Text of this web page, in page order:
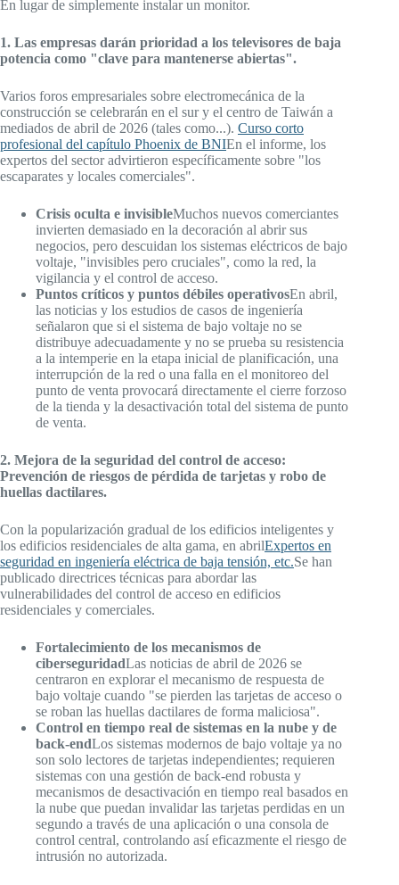
En lugar de simplemente instalar un monitor.
1. Las empresas darán prioridad a los televisores de baja
potencia como "clave para mantenerse abiertas".
Varios foros empresariales sobre electromecánica de la
construcción se celebrarán en el sur y el centro de Taiwán a
mediados de abril de 2026 (tales como...). Curso corto
profesional del capítulo Phoenix de BNIEn el informe, los
expertos del sector advirtieron específicamente sobre "los
escaparates y locales comerciales".
Crisis oculta e invisibleMuchos nuevos comerciantes
invierten demasiado en la decoración al abrir sus
negocios, pero descuidan los sistemas eléctricos de bajo
voltaje, "invisibles pero cruciales", como la red, la
vigilancia y el control de acceso.
Puntos críticos y puntos débiles operativosEn abril,
las noticias y los estudios de casos de ingeniería
señalaron que si el sistema de bajo voltaje no se
distribuye adecuadamente y no se prueba su resistencia
a la intemperie en la etapa inicial de planificación, una
interrupción de la red o una falla en el monitoreo del
punto de venta provocará directamente el cierre forzoso
de la tienda y la desactivación total del sistema de punto
de venta.
2. Mejora de la seguridad del control de acceso:
Prevención de riesgos de pérdida de tarjetas y robo de
huellas dactilares.
Con la popularización gradual de los edificios inteligentes y
los edificios residenciales de alta gama, en abrilExpertos en
seguridad en ingeniería eléctrica de baja tensión, etc.Se han
publicado directrices técnicas para abordar las
vulnerabilidades del control de acceso en edificios
residenciales y comerciales.
Fortalecimiento de los mecanismos de
ciberseguridadLas noticias de abril de 2026 se
centraron en explorar el mecanismo de respuesta de
bajo voltaje cuando "se pierden las tarjetas de acceso o
se roban las huellas dactilares de forma maliciosa".
Control en tiempo real de sistemas en la nube y de
back-endLos sistemas modernos de bajo voltaje ya no
son solo lectores de tarjetas independientes; requieren
sistemas con una gestión de back-end robusta y
mecanismos de desactivación en tiempo real basados en
la nube que puedan invalidar las tarjetas perdidas en un
segundo a través de una aplicación o una consola de
control central, controlando así eficazmente el riesgo de
intrusión no autorizada.